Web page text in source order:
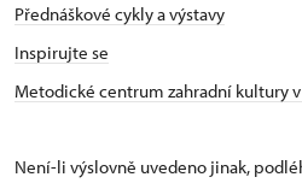
Přednáškové cykly a výstavy
Inspirujte se
Metodické centrum zahradní kultury
Není-li výslovně uvedeno jinak,